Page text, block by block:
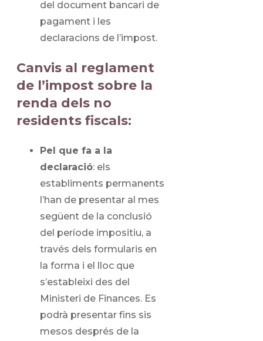
del document bancari de
pagament i les
declaracions de l’impost.
Canvis al reglament
de l’impost sobre la
renda dels no
residents fiscals:
Pel que fa a la
declaració: els
establiments permanents
l’han de presentar al mes
següent de la conclusió
del període impositiu, a
través dels formularis en
la forma i el lloc que
s’estableixi des del
Ministeri de Finances. Es
podrà presentar fins sis
mesos després de la